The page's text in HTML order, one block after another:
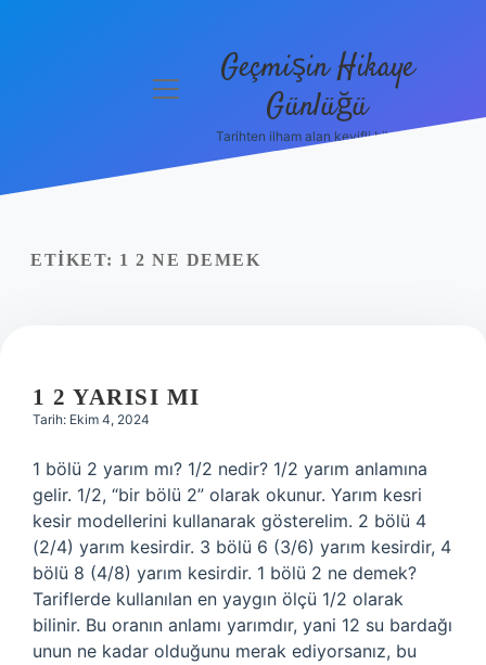
menüyü
Geçmişin Hikaye
Günlüğü
Tarihten ilham alan keyifli bilgiler!
ETIKET: 1 2 NE DEMEK
1 2 YARISI MI
Tarih: Ekim 4, 2024
1 bölü 2 yarım mı? 1/2 nedir? 1/2 yarım anlamına
gelir. 1/2, “bir bölü 2” olarak okunur. Yarım kesri
kesir modellerini kullanarak gösterelim. 2 bölü 4
(2/4) yarım kesirdir. 3 bölü 6 (3/6) yarım kesirdir, 4
bölü 8 (4/8) yarım kesirdir. 1 bölü 2 ne demek?
Tariflerde kullanılan en yaygın ölçü 1/2 olarak
bilinir. Bu oranın anlamı yarımdır, yani 12 su bardağı
unun ne kadar olduğunu merak ediyorsanız, bu